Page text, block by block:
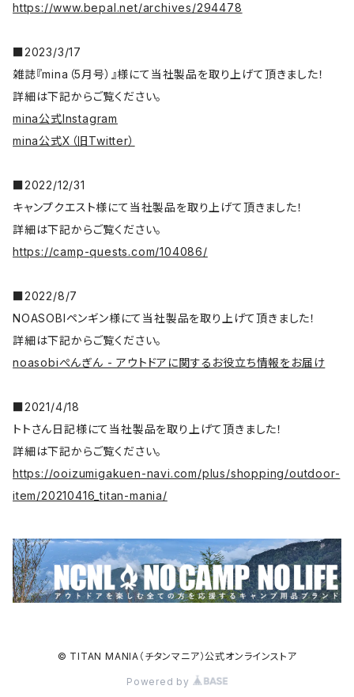
https://www.bepal.net/archives/294478
■2023/3/17
雑誌『mina（5月号）』様にて当社製品を取り上げて頂きました！
詳細は下記からご覧ください。
mina公式Instagram
mina公式X（旧Twitter）
■2022/12/31
キャンプクエスト様にて当社製品を取り上げて頂きました！
詳細は下記からご覧ください。
https://camp-quests.com/104086/
■2022/8/7
NOASOBIペンギン様にて当社製品を取り上げて頂きました！
詳細は下記からご覧ください。
noasobiぺんぎん - アウトドアに関するお役立ち情報をお届け
■2021/4/18
トトさん日記様にて当社製品を取り上げて頂きました！
詳細は下記からご覧ください。
https://ooizumigakuen-navi.com/plus/shopping/outdoor-
item/20210416_titan-mania/
© TITAN MANIA（チタンマニア）公式オンラインストア
Powered by